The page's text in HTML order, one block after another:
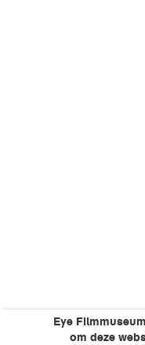
Eye
om deze